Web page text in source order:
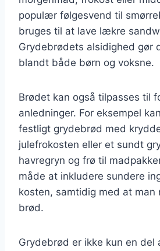
populær følgesvend til
bruges til at lave lækre
Grydebrødets alsidighed gør
blandt både børn og voksne.
Brødet kan også tilpasses til
anledninger. For eksempel
festligt grydebrød med
julefrokosten eller et sundt
havregryn og frø til
måde at inkludere sundere
kosten, samtidig med at
brød.
Grydebrød er ikke kun en del